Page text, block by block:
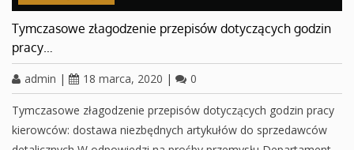
Tymczasowe złagodzenie przepisów dotyczących godzin
pracy…
admin | 18 marca, 2020 | 0
Tymczasowe złagodzenie przepisów dotyczących godzin pracy
kierowców: dostawa niezbędnych artykułów do sprzedawców